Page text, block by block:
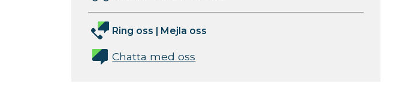
Ring oss | Mejla oss
Chatta med oss